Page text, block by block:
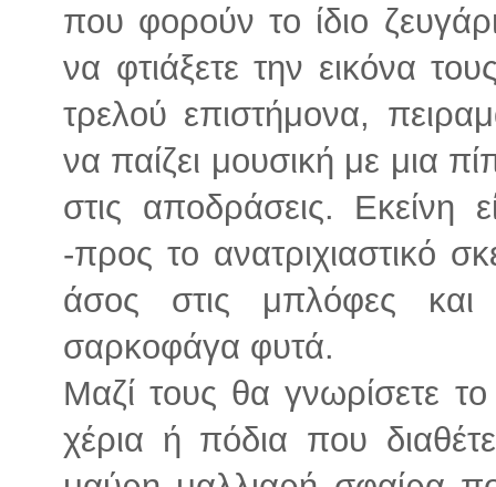
που φορούν το ίδιο
να φτιάξετε την εικόνα
τρελού επιστήμονα,
να παίζει μουσική με μια
στις αποδράσεις. Εκείνη
-προς το ανατριχιαστικό
άσος στις μπλόφες και
σαρκοφάγα φυτά.
Μαζί τους θα γνωρίσετε
χέρια ή πόδια που